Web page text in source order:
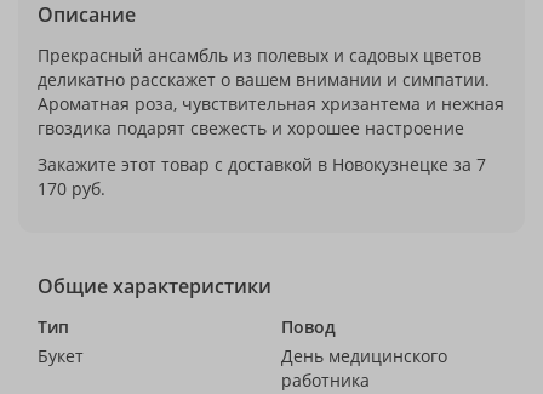
Описание
Прекрасный ансамбль из полевых и садовых цветов
деликатно расскажет о вашем внимании и симпатии.
Ароматная роза, чувствительная хризантема и нежная
гвоздика подарят свежесть и хорошее настроение
Закажите этот товар с доставкой в Новокузнецке за 7
170 руб.
Общие характеристики
Тип
Букет
Повод
День медицинского
работника